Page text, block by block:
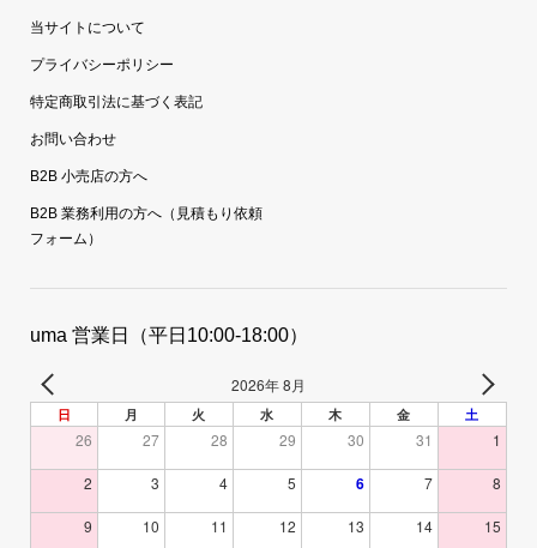
当サイトについて
プライバシーポリシー
特定商取引法に基づく表記
お問い合わせ
B2B 小売店の方へ
B2B 業務利用の方へ（見積もり依頼
フォーム）
uma 営業日（平日10:00-18:00）
2026年 8月
日 月 火 水 木 金 土
26 27 28 29 30 31 1
2 3 4 5 6 7 8
9 10 11 12 13 14 15